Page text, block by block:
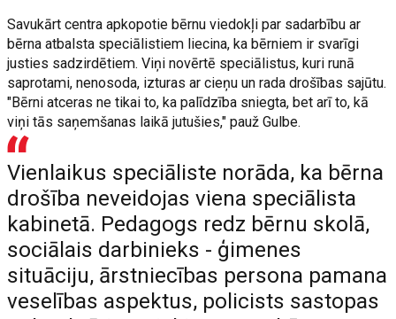
Savukārt centra apkopotie bērnu viedokļi par sadarbību ar
bērna atbalsta speciālistiem liecina, ka bērniem ir svarīgi
justies sadzirdētiem. Viņi novērtē speciālistus, kuri runā
saprotami, nenosoda, izturas ar cieņu un rada drošības sajūtu.
"Bērni atceras ne tikai to, ka palīdzība sniegta, bet arī to, kā
viņi tās saņemšanas laikā jutušies," pauž Gulbe.
Vienlaikus speciāliste norāda, ka bērna
drošība neveidojas viena speciālista
kabinetā. Pedagogs redz bērnu skolā,
sociālais darbinieks - ģimenes
situāciju, ārstniecības persona pamana
veselības aspektus, policists sastopas